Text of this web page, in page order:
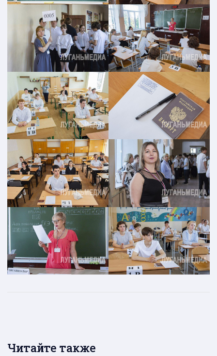
Читайте также